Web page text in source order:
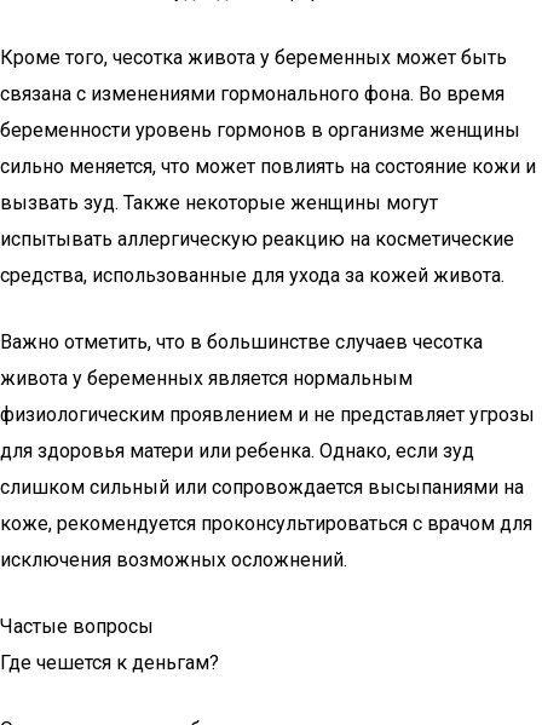
Кроме того, чесотка живота у беременных может быть
связана с изменениями гормонального фона. Во время
беременности уровень гормонов в организме женщины
сильно меняется, что может повлиять на состояние кожи и
вызвать зуд. Также некоторые женщины могут
испытывать аллергическую реакцию на косметические
средства, использованные для ухода за кожей живота.
Важно отметить, что в большинстве случаев чесотка
живота у беременных является нормальным
физиологическим проявлением и не представляет угрозы
для здоровья матери или ребенка. Однако, если зуд
слишком сильный или сопровождается высыпаниями на
коже, рекомендуется проконсультироваться с врачом для
исключения возможных осложнений.
Частые вопросы
Где чешется к деньгам?